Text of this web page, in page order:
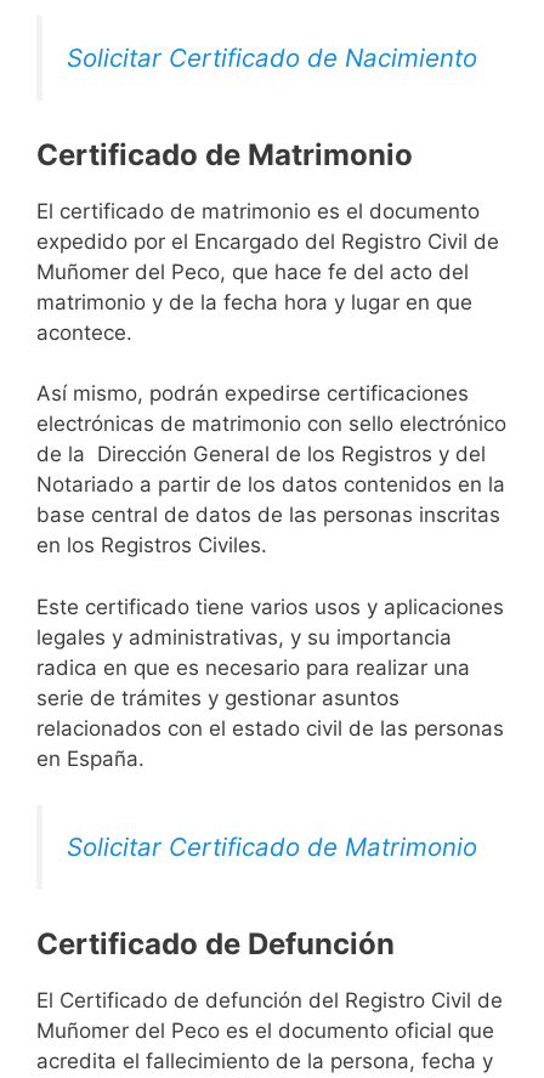
Solicitar Certificado de Nacimiento
Certificado de Matrimonio
El certificado de matrimonio es el documento
expedido por el Encargado del Registro Civil de
Muñomer del Peco, que hace fe del acto del
matrimonio y de la fecha hora y lugar en que
acontece.
Así mismo, podrán expedirse certificaciones
electrónicas de matrimonio con sello electrónico
de la Dirección General de los Registros y del
Notariado a partir de los datos contenidos en la
base central de datos de las personas inscritas
en los Registros Civiles.
Este certificado tiene varios usos y aplicaciones
legales y administrativas, y su importancia
radica en que es necesario para realizar una
serie de trámites y gestionar asuntos
relacionados con el estado civil de las personas
en España.
Solicitar Certificado de Matrimonio
Certificado de Defunción
El Certificado de defunción del Registro Civil de
Muñomer del Peco es el documento oficial que
acredita el fallecimiento de la persona, fecha y